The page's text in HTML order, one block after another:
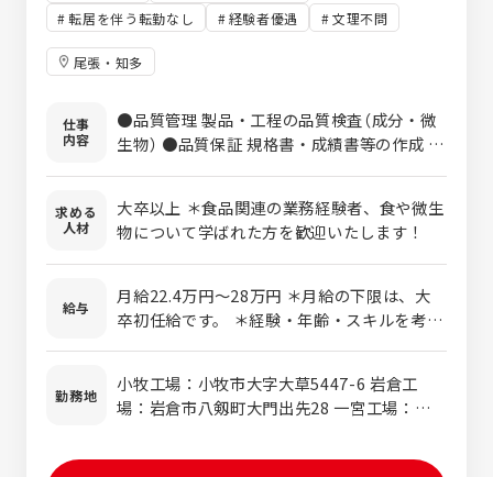
転居を伴う転勤なし
経験者優遇 文理不問
尾張・知多
仕事
内容
●品質管理 製品・工程の品質検査（成分・微
生物） ●品質保証 規格書・成績書等の作成 ※
求める
人材
大卒以上 ＊食品関連の業務経験者、食や微生
物について学ばれた方を歓迎いたします！
給与
月給22.4万円～28万円 ＊月給の下限は、大
卒初任給です。 ＊経験・年齢・スキルを考慮
勤務地
小牧工場：小牧市大字大草5447-6 岩倉工
場：岩倉市八剱町大門出先28 一宮工場：一宮